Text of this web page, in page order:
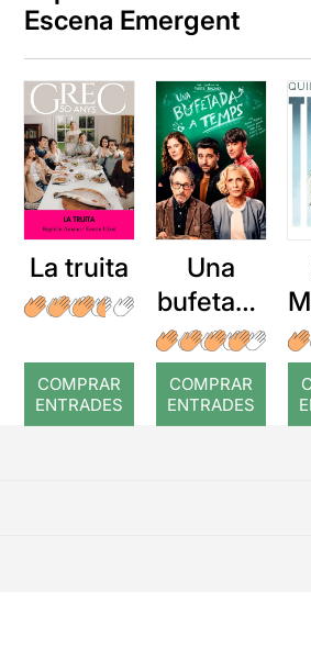
Escena Emergent
La truita
COMPRAR
ENTRADES
Una
bufetada
a temps
COMPRAR
ENTRADES